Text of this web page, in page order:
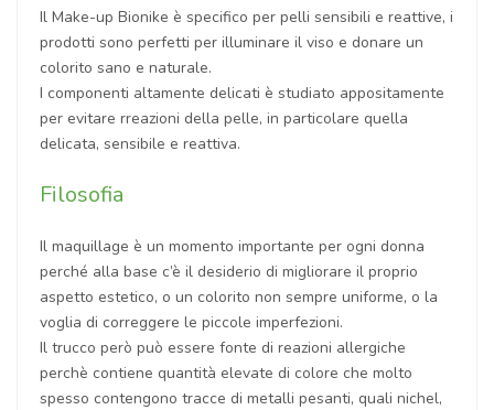
Il Make-up Bionike è specifico per pelli sensibili e reattive, i
prodotti sono perfetti per illuminare il viso e donare un
colorito sano e naturale.
I componenti altamente delicati è studiato appositamente
per evitare rreazioni della pelle, in particolare quella
delicata, sensibile e reattiva.
Filosofia
Il maquillage è un momento importante per ogni donna
perché alla base c’è il desiderio di migliorare il proprio
aspetto estetico, o un colorito non sempre uniforme, o la
voglia di correggere le piccole imperfezioni.
Il trucco però può essere fonte di reazioni allergiche
perchè contiene quantità elevate di colore che molto
spesso contengono tracce di metalli pesanti, quali nichel,